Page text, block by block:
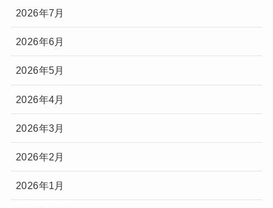
2026年7月
2026年6月
2026年5月
2026年4月
2026年3月
2026年2月
2026年1月